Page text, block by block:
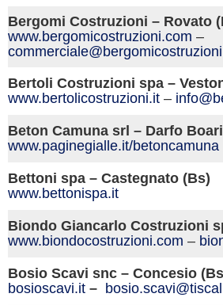
Bergomi Costruzioni – Rovato
www.bergomicostruzioni.com –
Bertoli Costruzioni spa –
www.bertolicostruzioni.it –
Beton Camuna srl – Darfo
www.paginegialle.it/betoncamuna
Bettoni spa – Castegnato (Bs)
www.bettonispa.it
Biondo Giancarlo Costruzioni
www.biondocostruzioni.com –
Bosio Scavi snc – Concesio
bosioscavi.it –